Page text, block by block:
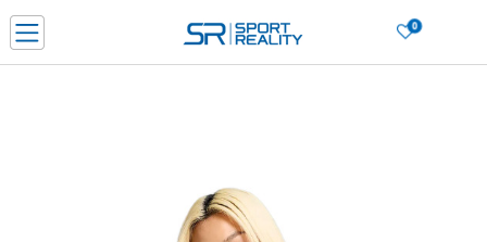
0
ДОЗНАЈ ПОВЕЌЕ
Ценовник